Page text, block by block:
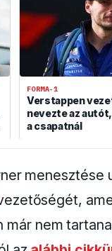
FORMA-1
Verstappen
nevezte az
a csapatnál